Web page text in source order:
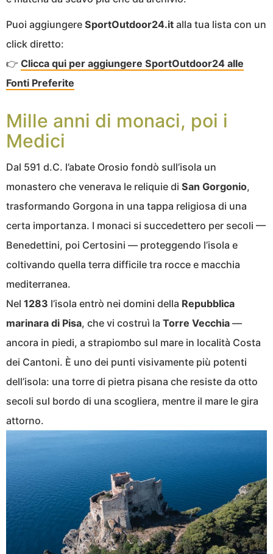
Puoi aggiungere SportOutdoor24.it alla tua lista con un
click diretto:
👉 Clicca qui per aggiungere SportOutdoor24 alle
Fonti Preferite
Mille anni di monaci, poi i
Medici
Dal 591 d.C. l’abate Orosio fondò sull’isola un
monastero che venerava le reliquie di San Gorgonio,
trasformando Gorgona in una tappa religiosa di una
certa importanza. I monaci si succedettero per secoli —
Benedettini, poi Certosini — proteggendo l’isola e
coltivando quella terra difficile tra rocce e macchia
mediterranea.
Nel 1283 l’isola entrò nei domini della Repubblica
marinara di Pisa, che vi costruì la Torre Vecchia —
ancora in piedi, a strapiombo sul mare in località Costa
dei Cantoni. È uno dei punti visivamente più potenti
dell’isola: una torre di pietra pisana che resiste da otto
secoli sul bordo di una scogliera, mentre il mare le gira
attorno.